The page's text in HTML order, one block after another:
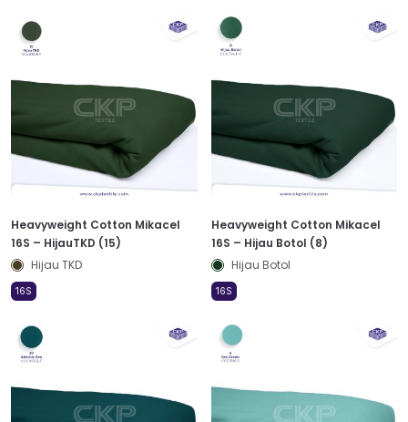
Heavyweight Cotton Mikacel
16S – HijauTKD (15)
Hijau TKD
16S
Heavyweight Cotton Mikacel
16S – Hijau Botol (8)
Hijau Botol
16S